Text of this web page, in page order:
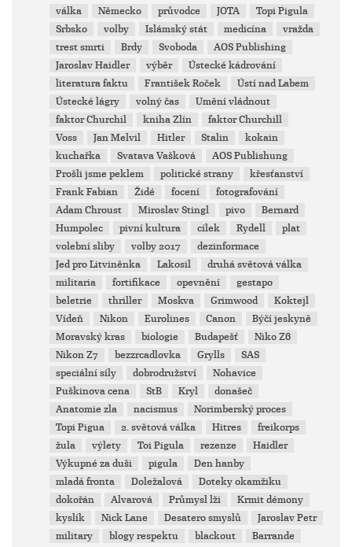
válka
Německo průvodce JOTA
Topi Pigula
Srbsko
volby Islámský stát medicína
vražda
trest smrti
Brdy Svoboda
AOS Publishing
Jaroslav Haidler
výběr
Ústecké kádrování
literatura faktu
František Roček
Ústí nad Labem
Ústecké lágry
volný čas
Umění vládnout
faktor Churchil
kniha Zlín
faktor Churchill
Voss
Jan Melvil Hitler Stalin
kokain
kuchařka
Svatava Vašková
AOS Publishung
Prošli jsme peklem
politické strany
křesťanství
Frank Fabian
Židé focení
fotografování
Adam Chroust
Miroslav Stingl pivo
Bernard
Humpolec
pivní kultura cílek Rydell
plat
volební sliby
volby 2017
dezinformace
Jed pro Litviněnka
Lakosil
druhá světová válka
militaria
fortifikace opevnění
gestapo
beletrie
thriller Moskva Grimwood
Koktejl
Vídeň
Nikon Eurolines Canon
Býčí jeskyně
Moravský kras
biologie Budapešť
Niko Z6
Nikon Z7
bezzrcadlovka Grylls
SAS
speciální síly
dobrodružství
Nohavice
Puškinova cena
StB Kryl
donašeč
Anatomie zla
nacismus
Norimberský proces
Topi Pigua
2. světová válka Hitres
freikorps
žula
výlety Toi Pigula rezenze
Haidler
Výkupné za duši
pigula
Den hanby
mladá fronta
Doležalová
Doteky okamžiku
dokořán
Alvarová Průmysl lži
Krmit démony
kyslík
Nick Lane Desatero smyslů
Jaroslav Petr
military
blogy respektu blackout Barrande